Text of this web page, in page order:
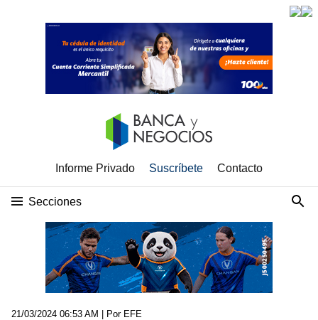
Informe Privado Suscríbete Contacto
Secciones
21/03/2024 06:53 AM | Por EFE